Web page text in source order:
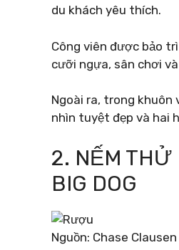
du khách yêu thích.
Công viên được bảo
cưỡi ngựa, sân chơi
Ngoài ra, trong khuôn
nhìn tuyệt đẹp và hai
2. NẾM
BIG DOG
Nguồn: Chase